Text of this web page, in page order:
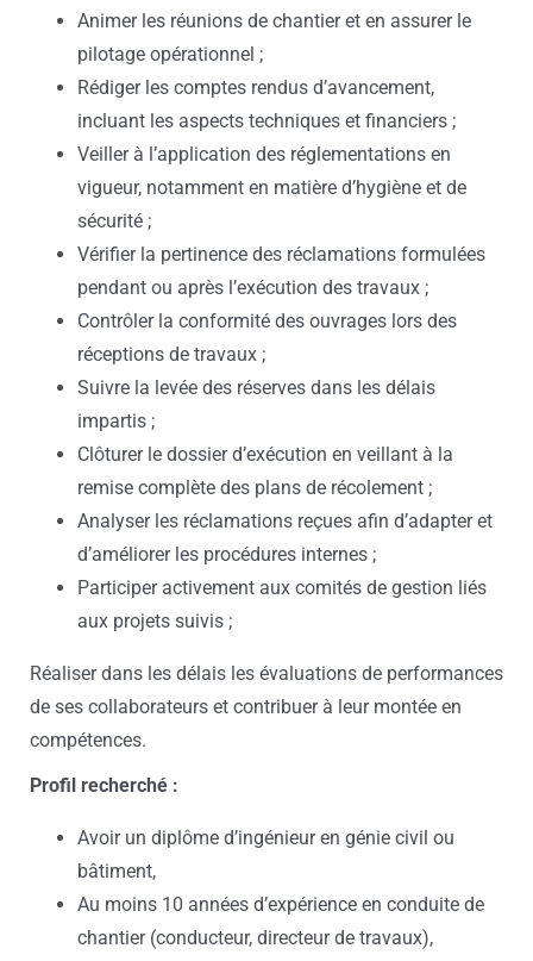
Animer les réunions de chantier et en assurer le
pilotage opérationnel ;
Rédiger les comptes rendus d’avancement,
incluant les aspects techniques et financiers ;
Veiller à l’application des réglementations en
vigueur, notamment en matière d’hygiène et de
sécurité ;
Vérifier la pertinence des réclamations formulées
pendant ou après l’exécution des travaux ;
Contrôler la conformité des ouvrages lors des
réceptions de travaux ;
Suivre la levée des réserves dans les délais
impartis ;
Clôturer le dossier d’exécution en veillant à la
remise complète des plans de récolement ;
Analyser les réclamations reçues afin d’adapter et
d’améliorer les procédures internes ;
Participer activement aux comités de gestion liés
aux projets suivis ;
Réaliser dans les délais les évaluations de performances
de ses collaborateurs et contribuer à leur montée en
compétences.
Profil recherché :
Avoir un diplôme d’ingénieur en génie civil ou
bâtiment,
Au moins 10 années d’expérience en conduite de
chantier (conducteur, directeur de travaux),